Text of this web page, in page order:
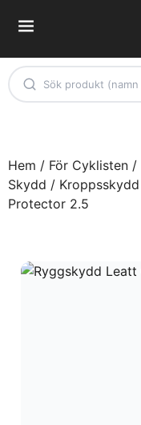
Hem / För Cyklisten /
Skydd / Kroppsskydd
Protector 2.5